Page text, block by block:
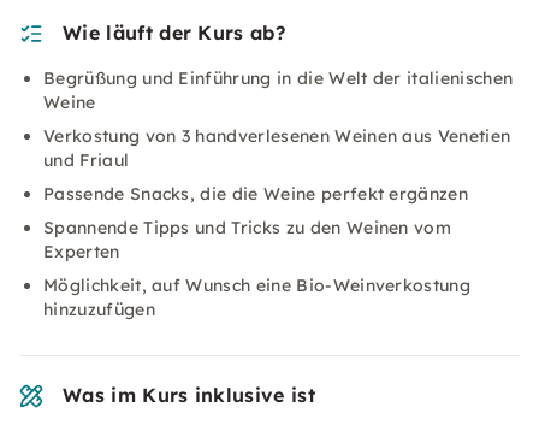
Wie läuft der Kurs ab?
Begrüßung und Einführung in die Welt der italienischen
Weine
Verkostung von 3 handverlesenen Weinen aus Venetien
und Friaul
Passende Snacks, die die Weine perfekt ergänzen
Spannende Tipps und Tricks zu den Weinen vom
Experten
Möglichkeit, auf Wunsch eine Bio-Weinverkostung
hinzuzufügen
Was im Kurs inklusive ist